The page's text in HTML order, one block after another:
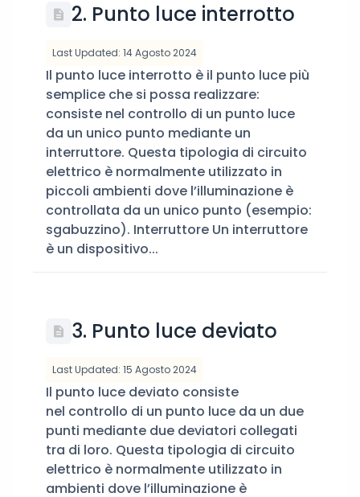
2. Punto luce interrotto
Last Updated: 14 Agosto 2024
Il punto luce interrotto è il punto luce più
semplice che si possa realizzare:
consiste nel controllo di un punto luce
da un unico punto mediante un
interruttore. Questa tipologia di circuito
elettrico è normalmente utilizzato in
piccoli ambienti dove l’illuminazione è
controllata da un unico punto (esempio:
sgabuzzino). Interruttore Un interruttore
è un dispositivo...
3. Punto luce deviato
Last Updated: 15 Agosto 2024
Il punto luce deviato consiste
nel controllo di un punto luce da un due
punti mediante due deviatori collegati
tra di loro. Questa tipologia di circuito
elettrico è normalmente utilizzato in
ambienti dove l’illuminazione è